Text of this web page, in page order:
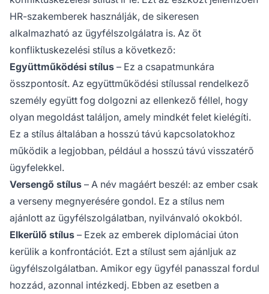
HR-szakemberek használják, de sikeresen
alkalmazható az ügyfélszolgálatra is. Az öt
konfliktuskezelési stílus a következő:
Együttműködési stílus – Ez a csapatmunkára
összpontosít. Az együttműködési stílussal rendelkező
személy együtt fog dolgozni az ellenkező féllel, hogy
olyan megoldást találjon, amely mindkét felet kielégíti.
Ez a stílus általában a hosszú távú kapcsolatokhoz
működik a legjobban, például a hosszú távú visszatérő
ügyfelekkel.
Versengő stílus – A név magáért beszél: az ember csak
a verseny megnyerésére gondol. Ez a stílus nem
ajánlott az ügyfélszolgálatban, nyilvánvaló okokból.
Elkerülő stílus – Ezek az emberek diplomáciai úton
kerülik a konfrontációt. Ezt a stílust sem ajánljuk az
ügyfélszolgálatban. Amikor egy ügyfél panasszal fordul
hozzád, azonnal intézkedj. Ebben az esetben a